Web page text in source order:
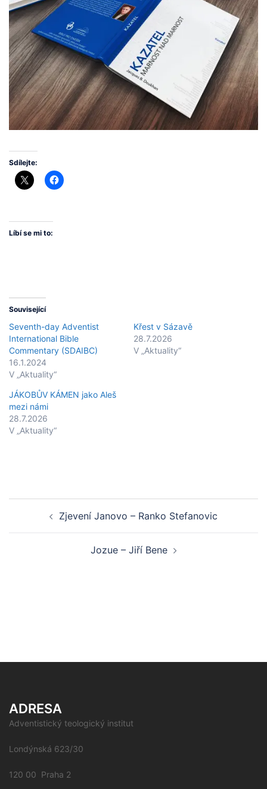
Sdílejte:
Líbí se mi to:
Související
Seventh-day Adventist
International Bible
Commentary (SDAIBC)
16.1.2024
V „Aktuality“
Křest v Sázavě
28.7.2026
V „Aktuality“
JÁKOBŮV KÁMEN jako Aleš
mezi námi
28.7.2026
V „Aktuality“
navigationZjevení Janovo – Ranko Stefanovic
Jozue – Jiří Bene
ADRESA
Adventistický teologický institut
Londýnská 623/30
120 00 Praha 2